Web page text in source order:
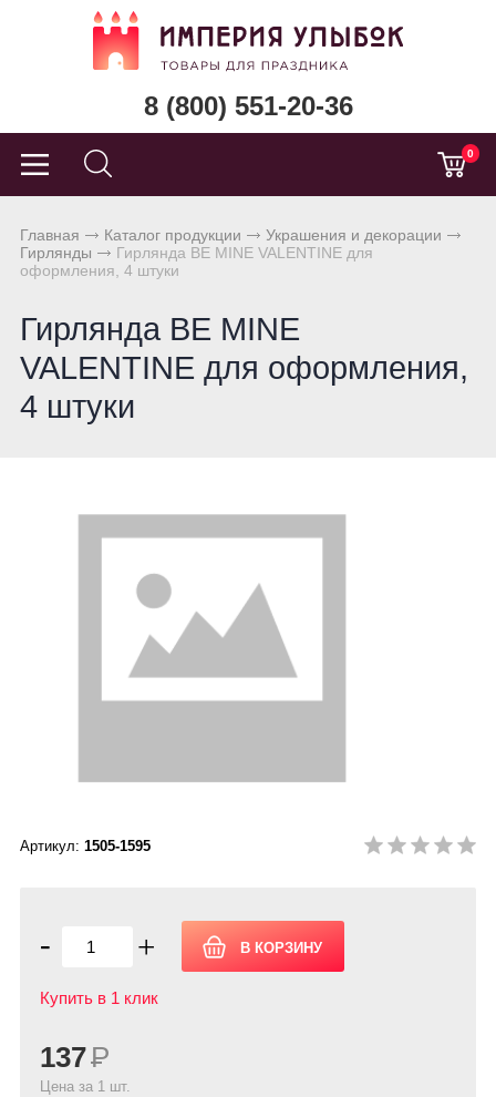
8 (800) 551-20-36
0
Главная Каталог продукции
Украшения и декорации
Гирлянды
Гирлянда BE MINE VALENTINE для
оформления, 4 штуки
Гирлянда BE MINE
VALENTINE для оформления,
4 штуки
Артикул: 1505-1595
- +
Купить в 1 клик
137Р
Цена за 1 шт.